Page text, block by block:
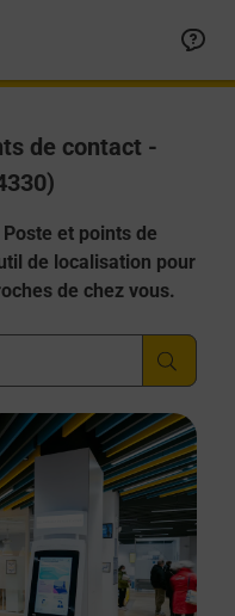
de contact -
et points de
de localisation pour
de chez vous.